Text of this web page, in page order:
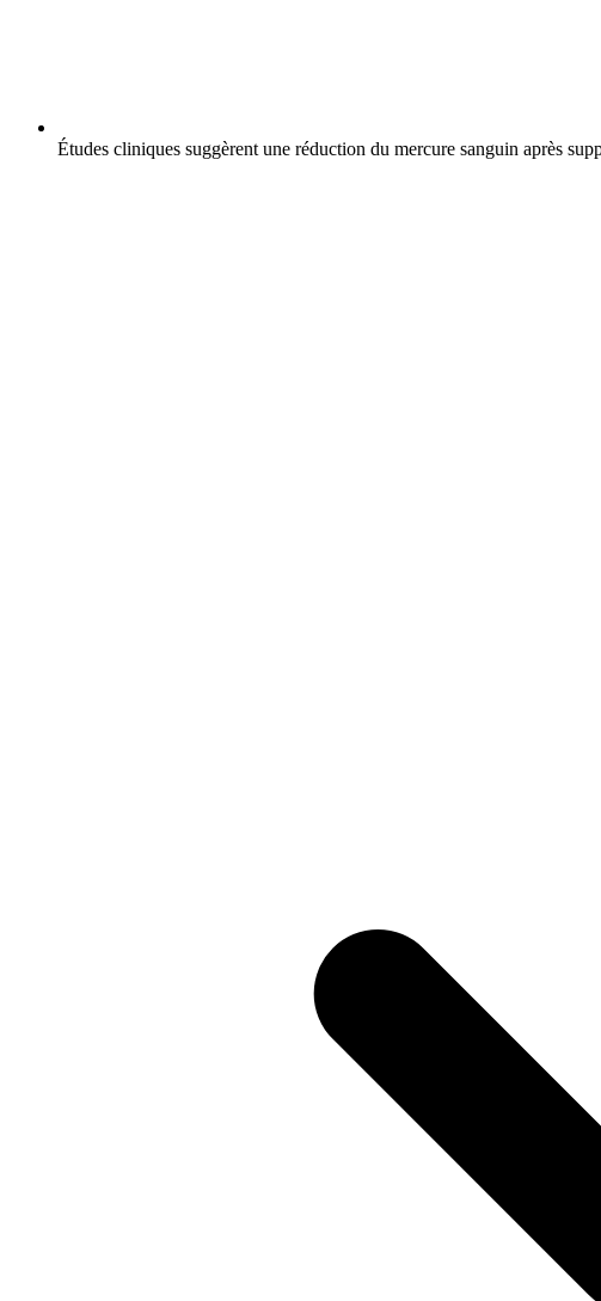
Études cliniques suggèrent une réduction du mercure sanguin après